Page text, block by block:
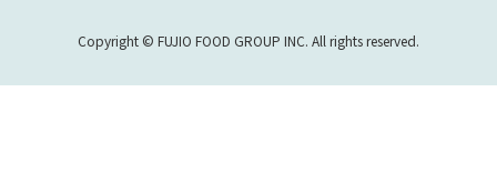
Copyright © FUJIO FOOD GROUP INC. All rights reserved.